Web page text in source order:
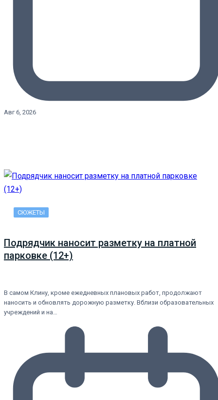
Авг 6, 2026
СЮЖЕТЫ
Подрядчик наносит разметку на платной
парковке (12+)
В самом Клину, кроме ежедневных плановых работ, продолжают
наносить и обновлять дорожную разметку. Вблизи образовательных
учреждений и на…